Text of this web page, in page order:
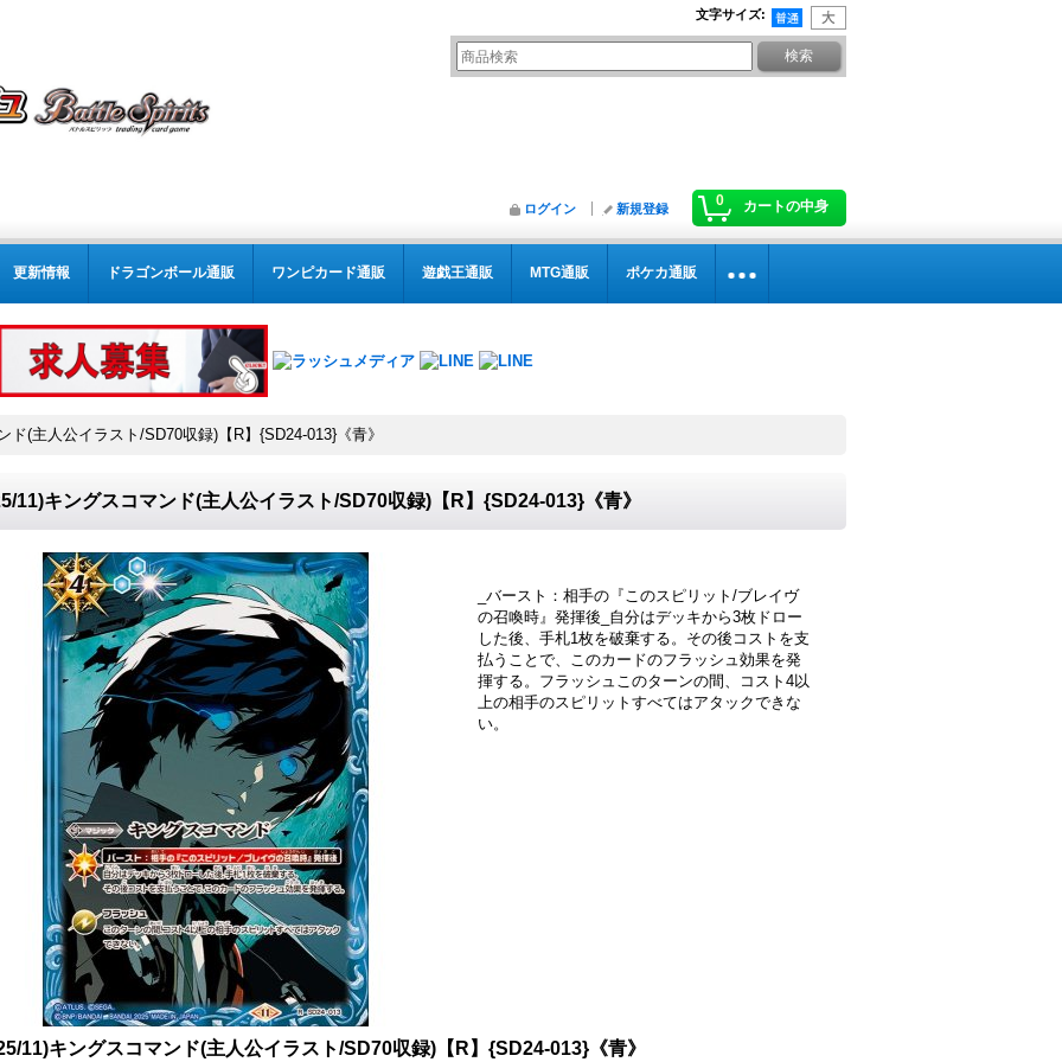
文字サイズ:
0 カートの中身
ログイン 新規登録
更新情報 ドラゴンボール通販 ワンピカード通販 遊戯王通販 MTG通販 ポケカ通販
ド(主人公イラスト/SD70収録)【R】{SD24-013}《青》
11)キングスコマンド(主人公イラスト/SD70収録)【R】{SD24-013}《青》
_バースト：相手の『このスピリット/ブレイヴ
の召喚時』発揮後_自分はデッキから3枚ドロー
した後、手札1枚を破棄する。その後コストを支
払うことで、このカードのフラッシュ効果を発
揮する。フラッシュこのターンの間、コスト4以
上の相手のスピリットすべてはアタックできな
い。
11)キングスコマンド(主人公イラスト/SD70収録)【R】{SD24-013}《青》